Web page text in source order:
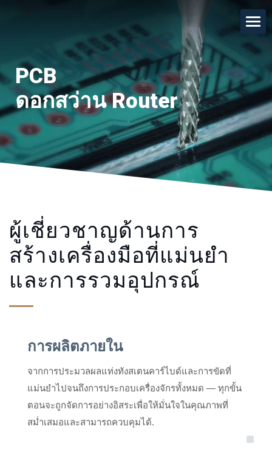
PCB
ดอกสว่าน Router
ผู้เชี่ยวชาญด้านการ
สร้างเครื่องมือที่แม่นยำ
และการรวมอุปกรณ์
การผลิตภายใน
จากการประมวลผลแท่งทังสเตนคาร์ไบด์และการขัดที่
แม่นยำไปจนถึงการประกอบเครื่องจักรทั้งหมด — ทุกขั้น
ตอนจะถูกจัดการอย่างอิสระเพื่อให้มั่นใจในคุณภาพที่
สม่ำเสมอและสามารถควบคุมได้.